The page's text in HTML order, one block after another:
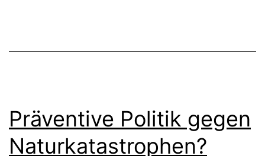
Präventive Politik gegen
Naturkatastrophen?